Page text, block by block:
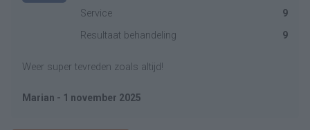
Service
9
Resultaat behandeling
9
Weer super tevreden zoals altijd!
Marian - 1 november 2025